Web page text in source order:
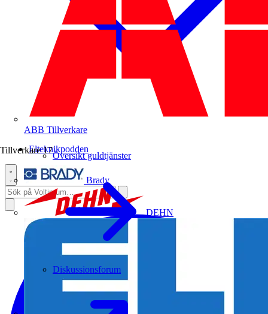
ABB Tillverkare
Tillverkare 17
Brady
DEHN
Översikt guldtjänster
Diskussionsforum
Elteknikpodden